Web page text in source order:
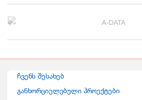
ჩვენს შესახებ
განხორციელებული პროექტები